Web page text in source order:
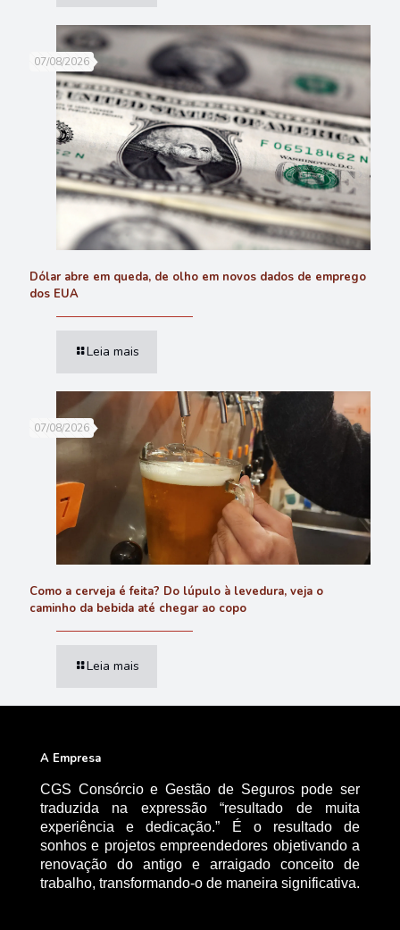
07/08/2026
Dólar abre em queda, de olho em novos dados de emprego
dos EUA
Leia mais
07/08/2026
Como a cerveja é feita? Do lúpulo à levedura, veja o
caminho da bebida até chegar ao copo
Leia mais
A Empresa
CGS Consórcio e Gestão de Seguros pode ser
traduzida na expressão “resultado de muita
experiência e dedicação.” É o resultado de
sonhos e projetos empreendedores objetivando a
renovação do antigo e arraigado conceito de
trabalho, transformando-o de maneira significativa.